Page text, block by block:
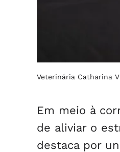
Veterinária Catharina
Em meio à
de aliviar o
destaca por